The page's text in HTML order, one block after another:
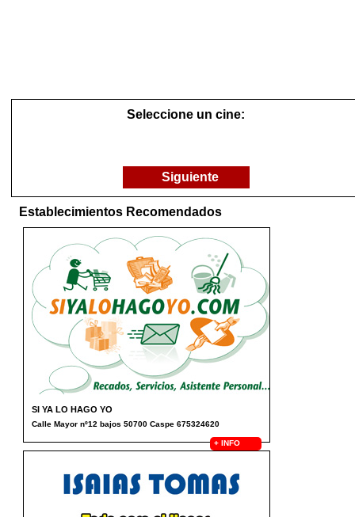
Seleccione un cine:
Siguiente
Establecimientos Recomendados
SI YA LO HAGO YO
Calle Mayor nº12 bajos 50700 Caspe 675324620
+ INFO